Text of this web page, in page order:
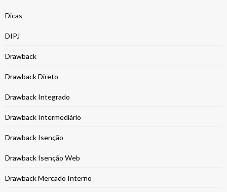
Dicas
DIPJ
Drawback
Drawback Direto
Drawback Integrado
Drawback Intermediário
Drawback Isenção
Drawback Isenção Web
Drawback Mercado Interno